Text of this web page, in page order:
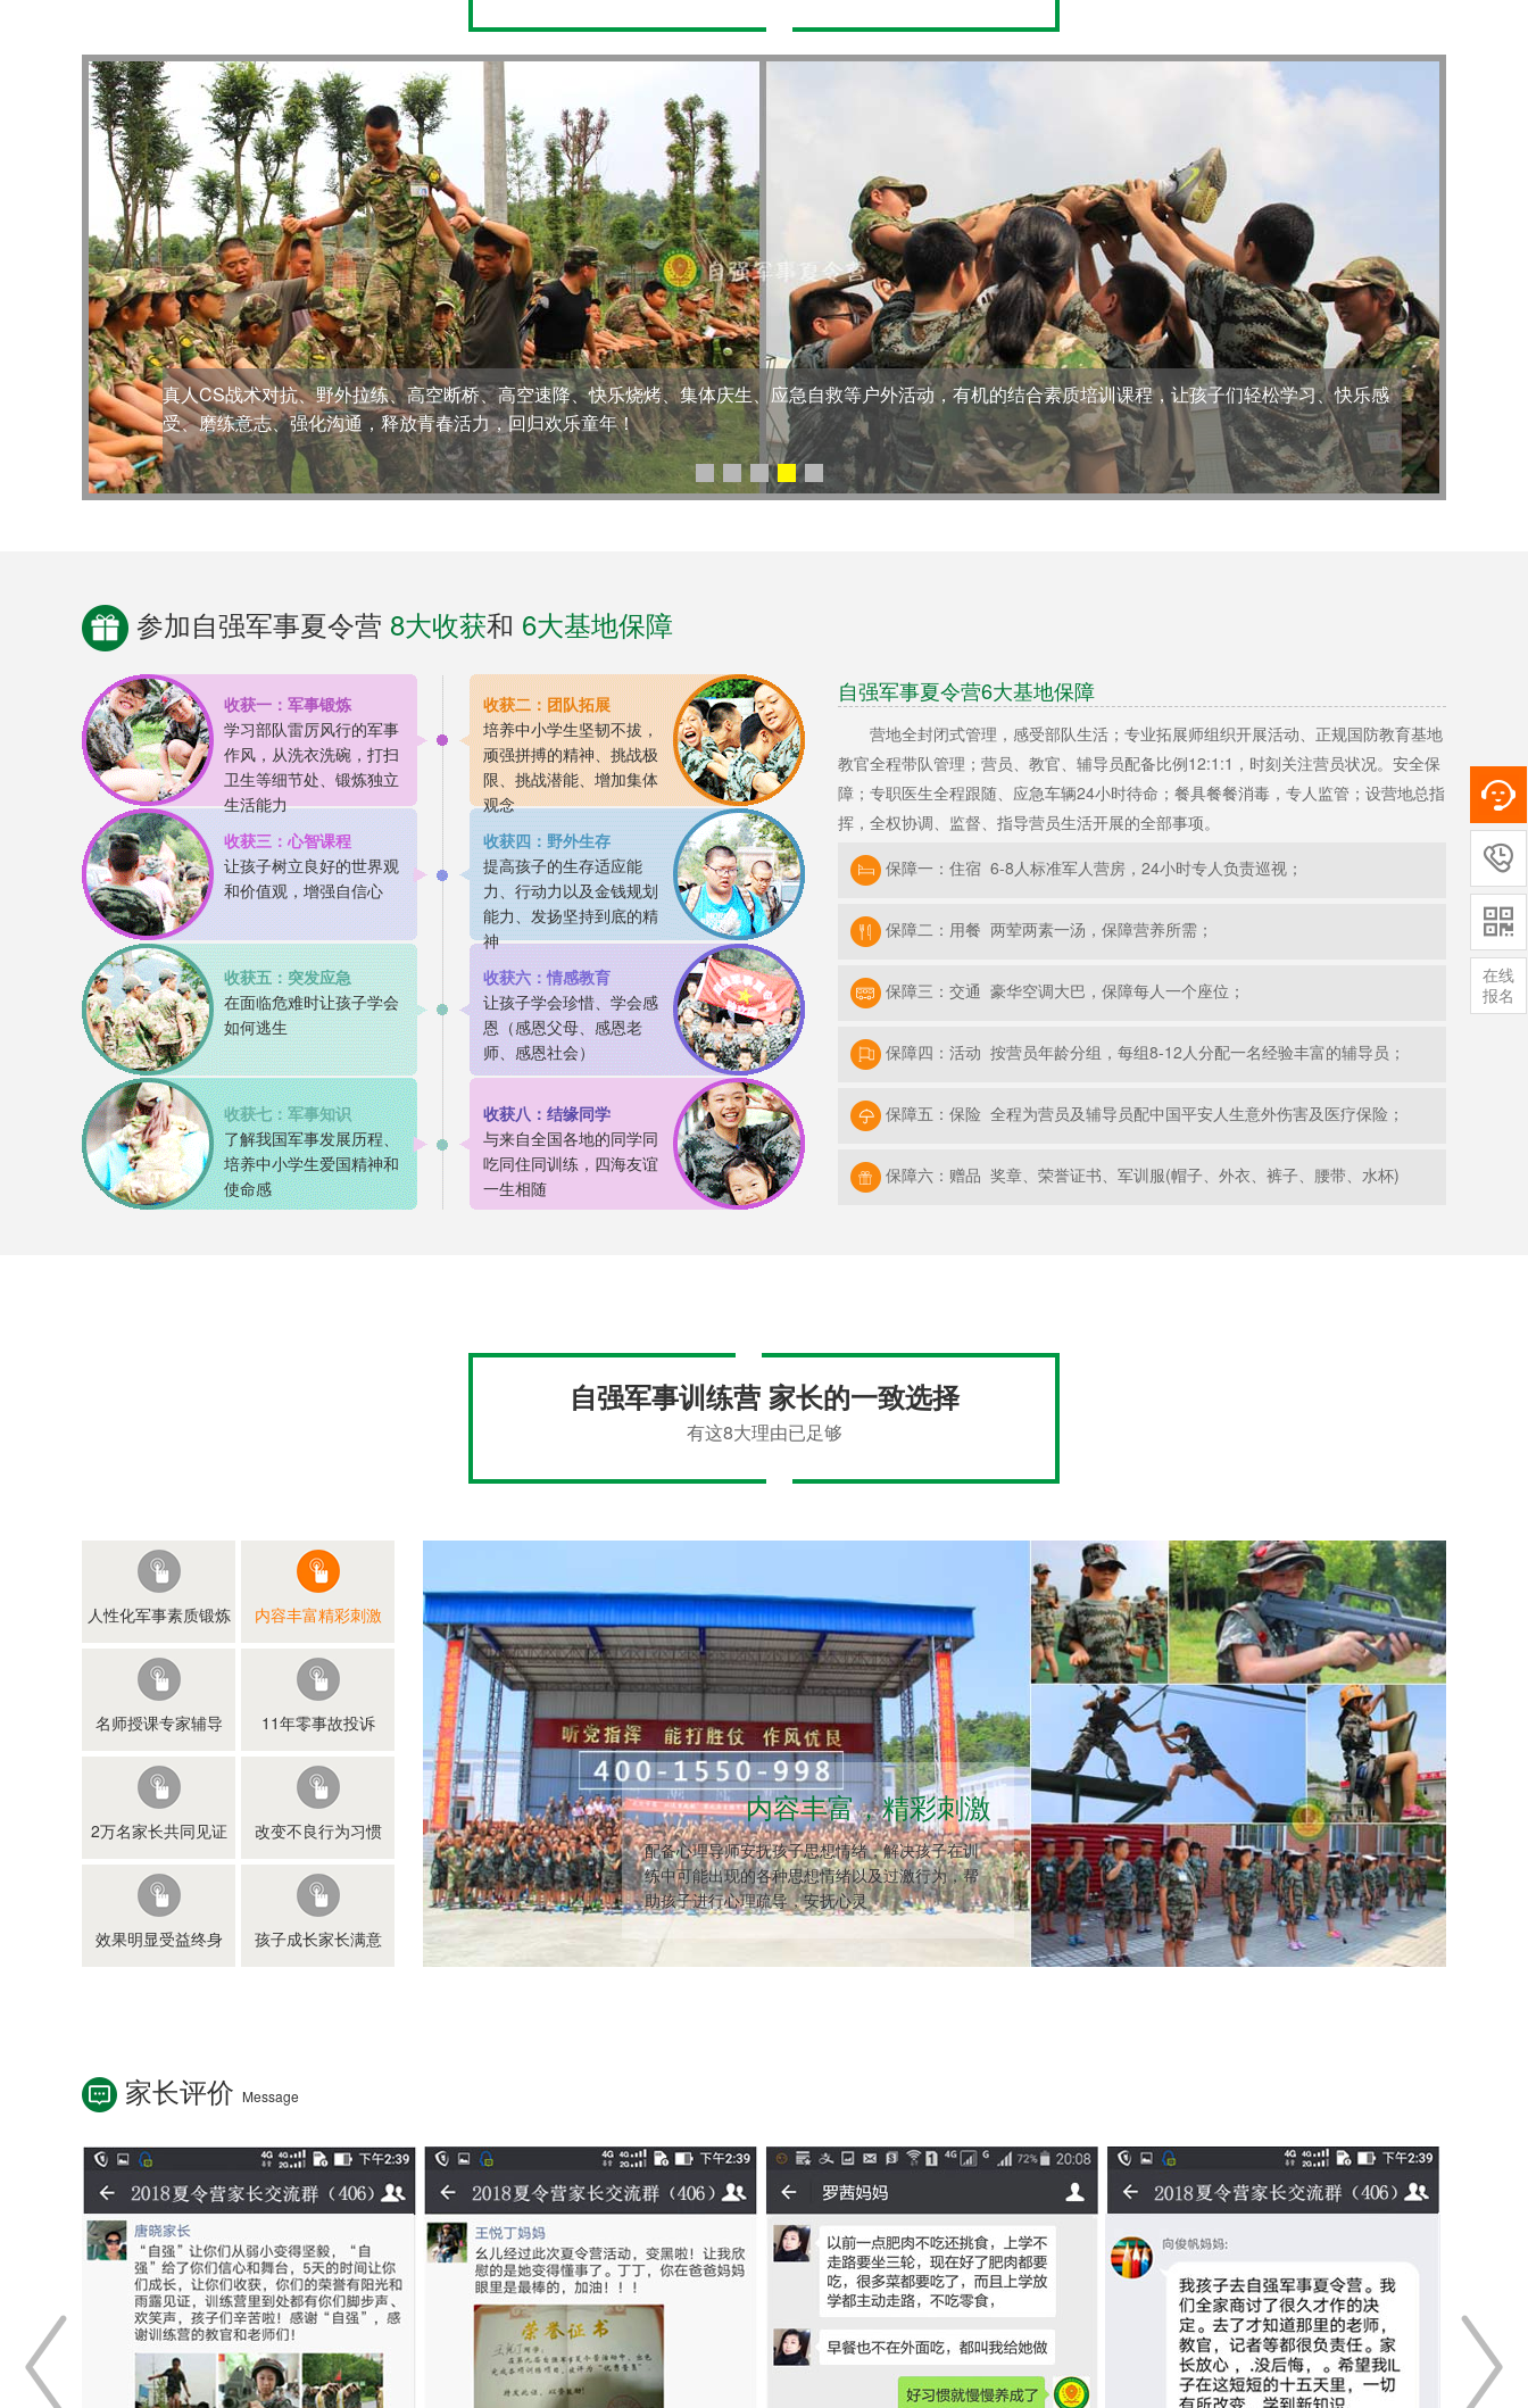
武汉师范大学教授级师资队伍，多年职业素质教育名师上阵，针对孩子的学习现状，对写作、数学、英语等科目进行专业辅导，确保孩子既有军事化训管体
验，又有专业性辅导性，教、学、训、管四位一体。
参加自强军事夏令营 8大收获和 6大基地保障
收获一：军事锻炼
学习部队雷厉风行的军事
作风，从洗衣洗碗，打扫
卫生等细节处、锻炼独立
生活能力
收获二：团队拓展
培养中小学生坚韧不拔，
顽强拼搏的精神、挑战极
限、挑战潜能、增加集体
观念
收获三：心智课程
让孩子树立良好的世界观
和价值观，增强自信心
收获四：野外生存
提高孩子的生存适应能
力、行动力以及金钱规划
能力、发扬坚持到底的精
神
收获五：突发应急
在面临危难时让孩子学会
如何逃生
收获六：情感教育
让孩子学会珍惜、学会感
恩（感恩父母、感恩老
师、感恩社会）
收获七：军事知识
了解我国军事发展历程、
培养中小学生爱国精神和
使命感
收获八：结缘同学
与来自全国各地的同学同
吃同住同训练，四海友谊
一生相随
自强军事夏令营6大基地保障
营地全封闭式管理，感受部队生活；专业拓展师组织开展活动、正规国防教育基地
教官全程带队管理；营员、教官、辅导员配备比例12:1:1，时刻关注营员状况。安全保
障；专职医生全程跟随、应急车辆24小时待命；餐具餐餐消毒，专人监管；设营地总指
挥，全权协调、监督、指导营员生活开展的全部事项。
保障一：住宿 6-8人标准军人营房，24小时专人负责巡视；
保障二：用餐 两荤两素一汤，保障营养所需；
保障三：交通 豪华空调大巴，保障每人一个座位；
保障四：活动 按营员年龄分组，每组8-12人分配一名经验丰富的辅导员；
保障五：保险 全程为营员及辅导员配中国平安人生意外伤害及医疗保险；
保障六：赠品 奖章、荣誉证书、军训服(帽子、外衣、裤子、腰带、水杯)
自强军事训练营 家长的一致选择
有这8大理由已足够
人性化军事素质锻炼 内容丰富精彩刺激
名师授课专家辅导 11年零事故投诉
2万名家长共同见证 改变不良行为习惯
效果明显受益终身 孩子成长家长满意
内容丰富，精彩刺激
配备心理导师安抚孩子思想情绪，解决孩子在训
练中可能出现的各种思想情绪以及过激行为，帮
助孩子进行心理疏导，安抚心灵
家长评价 Message


在线
报名